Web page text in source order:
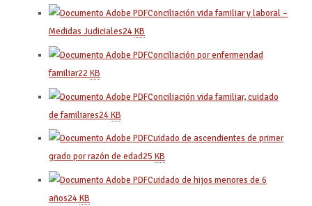
Conciliación vida familiar y laboral –
Medidas Judiciales24KB
Conciliación por enfermendad
familiar22KB
Conciliación vida familiar, cuidado
de familiares24KB
Cuidado de ascendientes de primer
grado por razón de edad25KB
Cuidado de hijos menores de 6
años24KB